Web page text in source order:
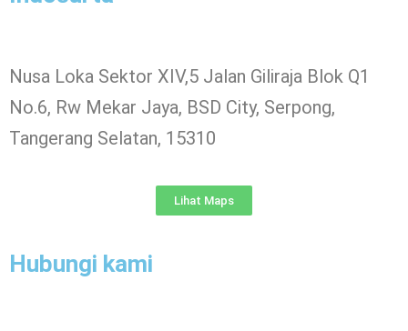
Nusa Loka Sektor XIV,5 Jalan Giliraja Blok Q1
No.6, Rw Mekar Jaya, BSD City, Serpong,
Tangerang Selatan, 15310
Lihat Maps
Hubungi kami